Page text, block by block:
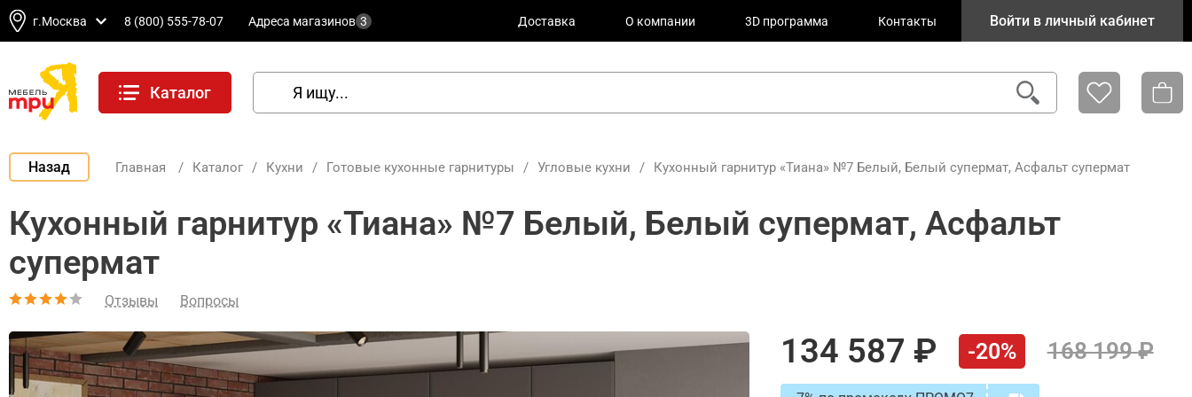
г.Москва 8 (800) 555-78-07 Адреса магазинов 3 Доставка О компании 3D программа Контакты Войти в личный кабинет
Каталог
Назад Главная / Каталог / Кухни / Готовые кухонные гарнитуры / Угловые кухни / Кухонный гарнитур «Тиана» №7 Белый, Белый супермат, Асфальт супермат
Кухонный гарнитур «Тиана» №7 Белый, Белый супермат, Асфальт
супермат
Отзывы Вопросы
134 587 -20% 168 199